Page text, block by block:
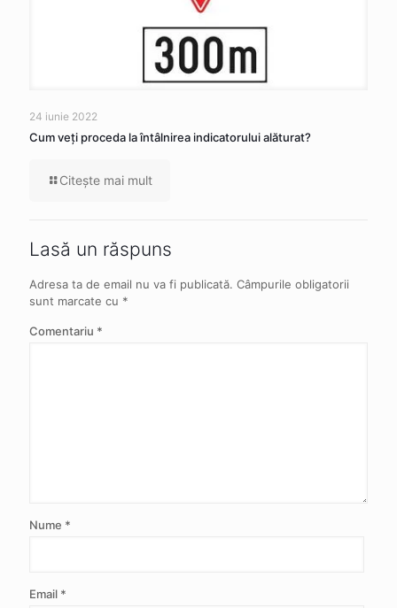
24 iunie 2022
Cum veţi proceda la întâlnirea indicatorului alăturat?
Citeşte mai mult
Lasă un răspuns
Adresa ta de email nu va fi publicată. Câmpurile obligatorii
sunt marcate cu *
Comentariu *
Nume *
Email *